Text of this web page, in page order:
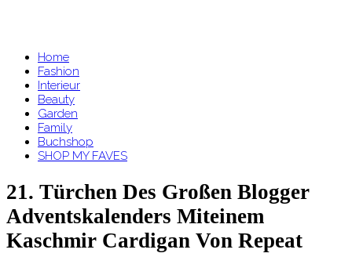
Home
Fashion
Interieur
Beauty
Garden
Family
Buchshop
SHOP MY FAVES
21. Türchen Des Großen Blogger
Adventskalenders Miteinem
Kaschmir Cardigan Von Repeat